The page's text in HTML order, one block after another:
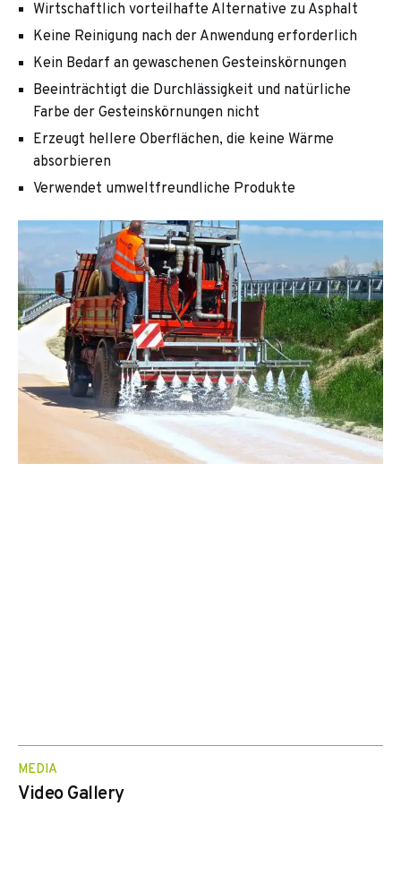
Wirtschaftlich vorteilhafte Alternative zu Asphalt
Keine Reinigung nach der Anwendung erforderlich
Kein Bedarf an gewaschenen Gesteinskörnungen
Beeinträchtigt die Durchlässigkeit und natürliche
Farbe der Gesteinskörnungen nicht
Erzeugt hellere Oberflächen, die keine Wärme
absorbieren
Verwendet umweltfreundliche Produkte
MEDIA
Video Gallery